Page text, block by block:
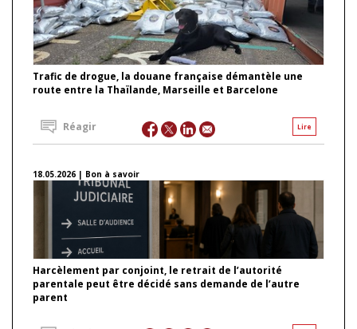
Trafic de drogue, la douane française démantèle une
route entre la Thaïlande, Marseille et Barcelone
Lire
Réagir
18.05.2026 | Bon à savoir
Harcèlement par conjoint, le retrait de l’autorité
parentale peut être décidé sans demande de l’autre
parent